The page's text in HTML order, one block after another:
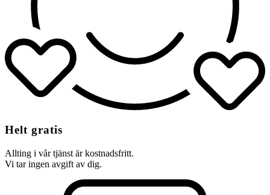
Helt gratis
Allting i vår tjänst är kostnadsfritt.
Vi tar ingen avgift av dig.